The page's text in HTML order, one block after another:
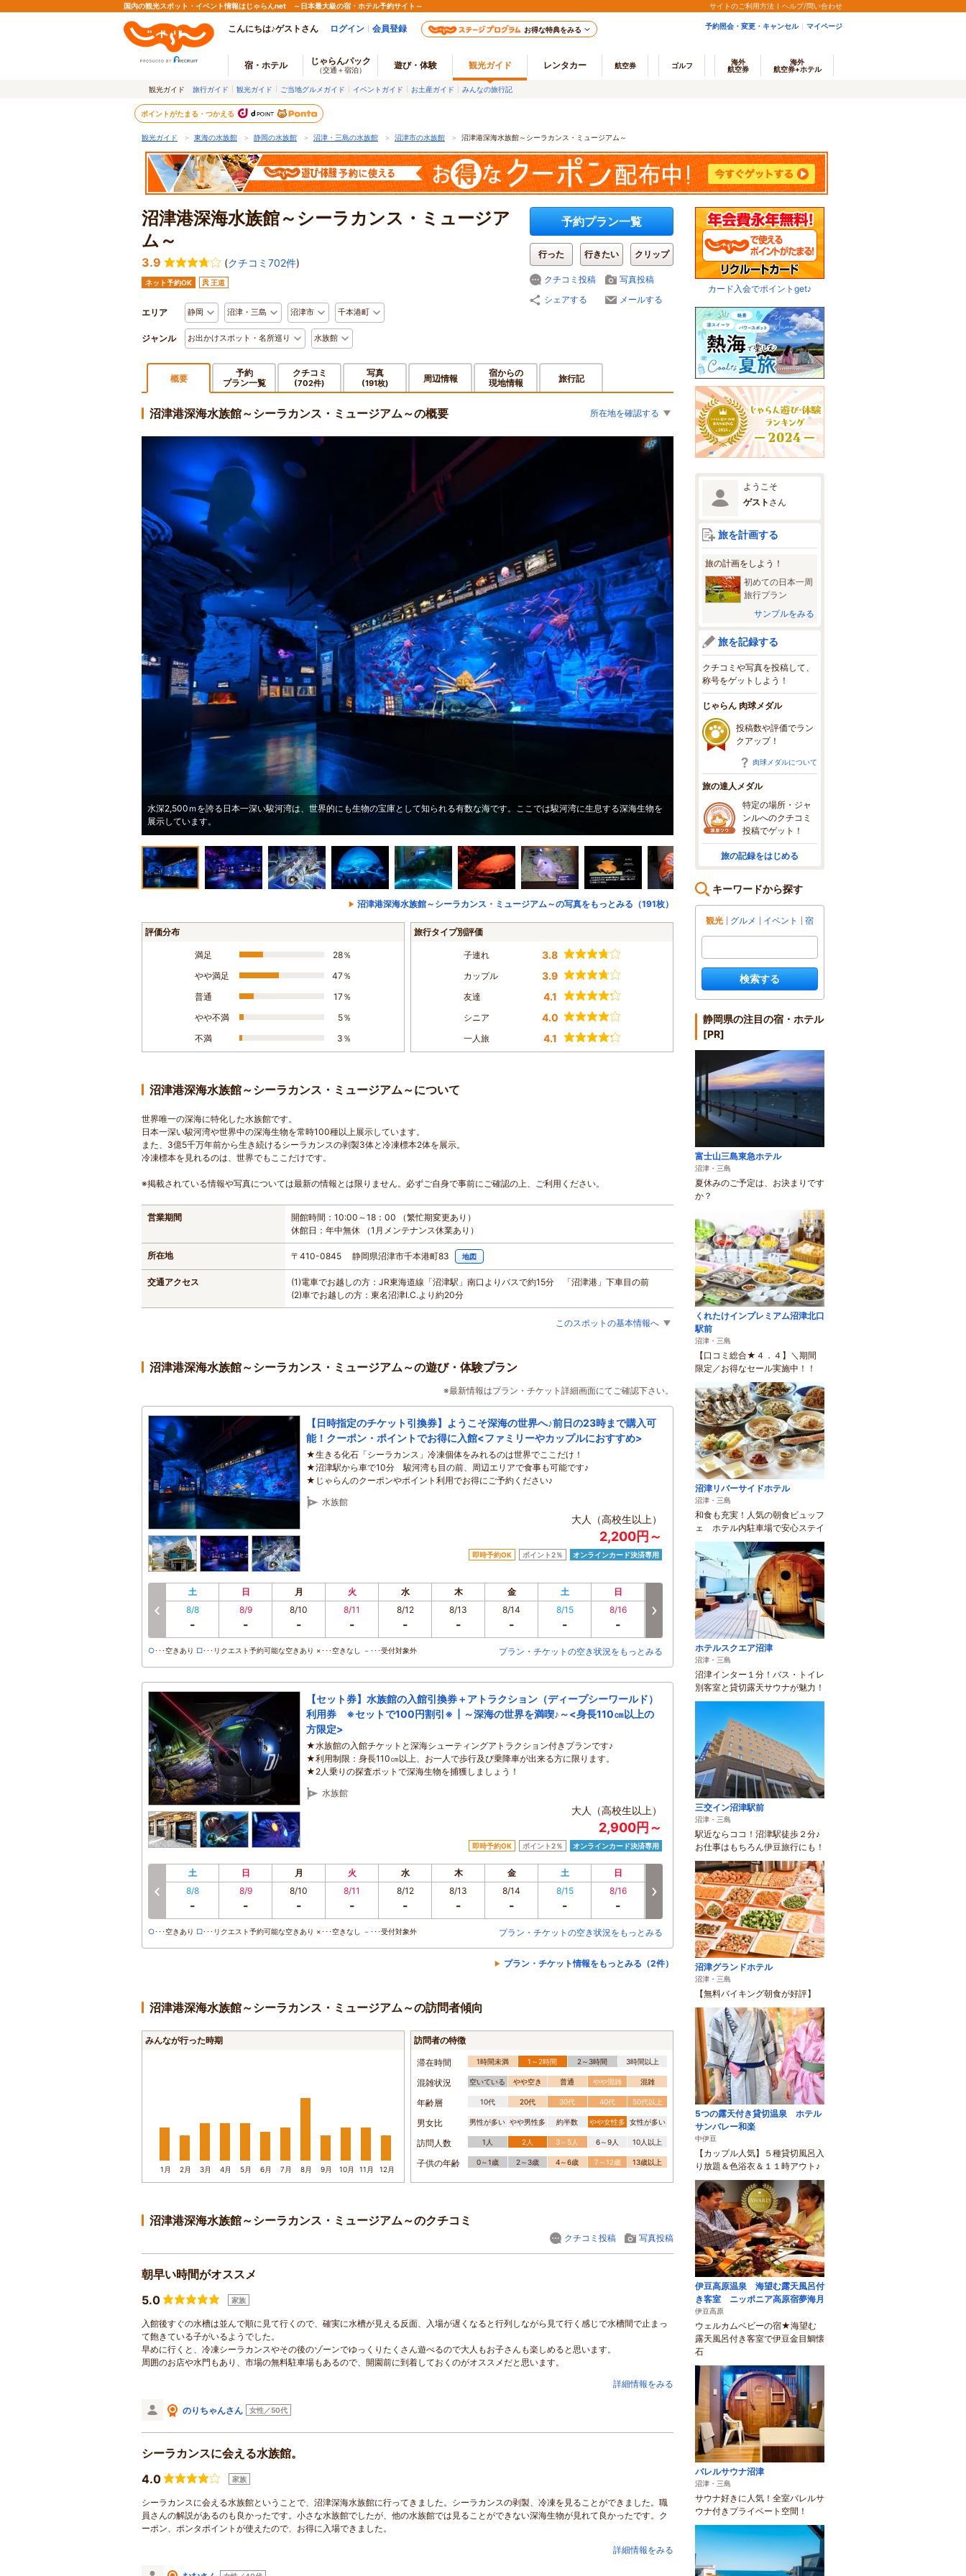
国内の観光スポット・イベント情報はじゃらんnet ～日本最大級の宿・ホテル予約サイト～ サイトのご利用方法 ヘルプ/問い合わせ
こんにちは♪ゲストさん ログイン 会員登録 お得な特典をみる 予約照会・変更・キャンセル マイページ
宿・ホテル じゃらんパック
（交通＋宿泊） 遊び・体験 観光ガイド レンタカー 航空券 ゴルフ
海外
航空券
海外
航空券+ホテル
観光ガイド 旅行ガイド 観光ガイド ご当地グルメガイド イベントガイド お土産ガイド みんなの旅行記
ポイントがたまる・つかえる
観光ガイド ＞ 東海の水族館 ＞ 静岡の水族館 ＞ 沼津・三島の水族館 ＞ 沼津市の水族館 ＞ 沼津港深海水族館～シーラカンス・ミュージアム～
沼津港深海水族館～シーラカンス・ミュージア
ム～
3.9 (クチコミ702件)
ネット予約OK 王道
エリア 静岡 沼津・三島 沼津市 千本港町
ジャンル お出かけスポット・名所巡り 水族館
予約プラン一覧
行った 行きたい クリップ
クチコミ投稿
写真投稿
シェアする
メールする
概要
予約
プラン一覧
クチコミ
(702件)
写真
(191枚) 周辺情報
宿からの
現地情報
旅行記
沼津港深海水族館～シーラカンス・ミュージアム～の概要 所在地を確認する
水深2,500ｍを誇る日本一深い駿河湾は、世界的にも生物の宝庫として知られる有数な海です。ここでは駿河湾に生息する深海生物を
展示しています。
深海をイメージした内観となっています。入口エリアでは、同じ特徴を
比較展示しています。
沼津港深海水族館～シーラカンス・ミュージアム～の写真をもっとみる（191枚）
評価分布
満足
28％
やや満足
47％
普通
17％
やや不満
5％
不満
3％
旅行タイプ別評価
子連れ 3.8
カップル 3.9
友達 4.1
シニア 4.0
一人旅 4.1
沼津港深海水族館～シーラカンス・ミュージアム～について
世界唯一の深海に特化した水族館です。
日本一深い駿河湾や世界中の深海生物を常時100種以上展示しています。
また、3億5千万年前から生き続けるシーラカンスの剥製3体と冷凍標本2体を展示。
冷凍標本を見れるのは、世界でもここだけです。
※掲載されている情報や写真については最新の情報とは限りません。必ずご自身で事前にご確認の上、ご利用ください。
営業期間
開館時間：10:00～18：00 （繁忙期変更あり）
休館日：年中無休 （1月メンテナンス休業あり）
所在地 〒410-0845 静岡県沼津市千本港町83 地図
交通アクセス
(1)電車でお越しの方：JR東海道線「沼津駅」南口よりバスで約15分 「沼津港」下車目の前
(2)車でお越しの方：東名沼津I.C.より約20分
このスポットの基本情報へ
沼津港深海水族館～シーラカンス・ミュージアム～の遊び・体験プラン
※最新情報はプラン・チケット詳細画面にてご確認下さい。
【日時指定のチケット引換券】ようこそ深海の世界へ♪前日の23時まで購入可
能！クーポン・ポイントでお得に入館<ファミリーやカップルにおすすめ>
★生きる化石「シーラカンス」冷凍個体をみれるのは世界でここだけ！
★沼津駅から車で10分 駿河湾も目の前、周辺エリアで食事も可能です♪
★じゃらんのクーポンやポイント利用でお得にご予約ください♪
水族館
大人（高校生以上）
2,200円～
即時予約OK ポイント2％ オンラインカード決済専用
土 日 月 火 水 木 金 土 日 火 水
8/8
-
8/9
-
8/10
-
8/11
-
8/12
-
8/13
-
8/14
-
8/15
-
8/16
-
8/18
-
8/19
-
○･･･空きあり □･･･リクエスト予約可能な空きあり ×･･･空きなし －･･･受付対象外 プラン・チケットの空き状況をもっとみる
【セット券】水族館の入館引換券＋アトラクション（ディープシーワールド）
利用券 ※セットで100円割引※┃～深海の世界を満喫♪～<身長110㎝以上の
方限定>
★水族館の入館チケットと深海シューティングアトラクション付きプランです♪
★利用制限：身長110㎝以上、お一人で歩行及び乗降車が出来る方に限ります。
★2人乗りの探査ポットで深海生物を捕獲しましょう！
水族館
大人（高校生以上）
2,900円～
即時予約OK ポイント2％ オンラインカード決済専用
土 日 月 火 水 木 金 土 日 火 水
8/8
-
8/9
-
8/10
-
8/11
-
8/12
-
8/13
-
8/14
-
8/15
-
8/16
-
8/18
-
8/19
-
8/20
○･･･空きあり □･･･リクエスト予約可能な空きあり ×･･･空きなし －･･･受付対象外 プラン・チケットの空き状況をもっとみる
プラン・チケット情報をもっとみる（2件）
沼津港深海水族館～シーラカンス・ミュージアム～の訪問者傾向
みんなが行った時期
1月 2月 3月 4月 5月 6月 7月 8月 9月 10月 11月 12月
訪問者の特徴
滞在時間 1時間未満 1～2時間 2～3時間 3時間以上
混雑状況 空いている やや空き 普通 やや混雑 混雑
年齢層 10代 20代 30代 40代 50代以上
男女比 男性が多い やや男性多 約半数 やや女性多 女性が多い
訪問人数 1人 2人 3～5人 6～9人 10人以上
子供の年齢 0～1歳 2～3歳 4～6歳 7～12歳 13歳以上
沼津港深海水族館～シーラカンス・ミュージアム～のクチコミ
クチコミ投稿 写真投稿
朝早い時間がオススメ
5.0
家族
入館後すぐの水槽は並んで順に見て行くので、確実に水槽が見える反面、入場が遅くなると行列しながら見て行く感じで水槽間で止まっ
て飽きている子がいるようでした。
早めに行くと、冷凍シーラカンスやその後のゾーンでゆっくりたくさん遊べるので大人もお子さんも楽しめると思います。
周囲のお店や水門もあり、市場の無料駐車場もあるので、開園前に到着しておくのがオススメだと思います。
詳細情報をみる
のりちゃんさん 女性／50代
シーラカンスに会える水族館。
4.0
家族
シーラカンスに会える水族館ということで、沼津深海水族館に行ってきました。シーラカンスの剥製、冷凍を見ることができました。職
員さんの解説があるのも良かったです。小さな水族館でしたが、他の水族館では見ることができない深海生物が見れて良かったです。ク
ーポン、ポンタポイントが使えたので、お得に入場できました。
詳細情報をみる
カード入会でポイントget♪
ようこそ
ゲスト さん
旅を計画する
旅の計画をしよう！
初めての日本一周
旅行プラン
サンプルをみる
旅を記録する
クチコミや写真を投稿して、
称号をゲットしよう！
じゃらん 肉球メダル
投稿数や評価でラン
クアップ！
肉球メダルについて
旅の達人メダル
特定の場所・ジャ
ンルへのクチコミ
投稿でゲット！
旅の記録をはじめる
キーワードから探す
観光 グルメ イベント 宿
検索する
静岡県の注目の宿・ホテル
[PR]
富士山三島東急ホテル
沼津・三島
夏休みのご予定は、お決まりです
か？
くれたけインプレミアム沼津北口
駅前
沼津・三島
【口コミ総合★４．４】＼期間
限定／お得なセール実施中！！
沼津リバーサイドホテル
沼津・三島
和食も充実！人気の朝食ビュッフ
ェ ホテル内駐車場で安心ステイ
ホテルスクエア沼津
沼津・三島
沼津インター１分！バス・トイレ
別客室と貸切露天サウナが魅力！
三交イン沼津駅前
沼津・三島
駅近ならココ！沼津駅徒歩２分♪
お仕事はもちろん伊豆旅行にも！
沼津グランドホテル
沼津・三島
【無料バイキング朝食が好評】
5つの露天付き貸切温泉 ホテル
サンバレー和楽
中伊豆
【カップル人気】５種貸切風呂入
り放題＆色浴衣＆１１時アウト♪
伊豆高原温泉 海望む露天風呂付
き客室 ニッポニア高原宿夢海月
伊豆高原
ウェルカムベビーの宿★海望む
露天風呂付き客室で伊豆金目鯛懐
石
バレルサウナ沼津
沼津・三島
サウナ好きに人気！全室バレルサ
ウナ付きプライベート空間！